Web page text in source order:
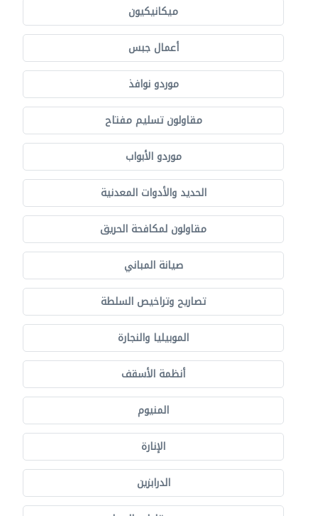
ميكانيكيون
أعمال جبس
موردو نوافذ
مقاولون تسليم مفتاح
موردو الأبواب
الحديد والأدوات المعدنية
مقاولون لمكافحة الحريق
صيانة المباني
تصاريح وتراخيص السلطة
الموبيليا والنجارة
أنظمة الأسقف
المنيوم
الإنارة
الدرابزين